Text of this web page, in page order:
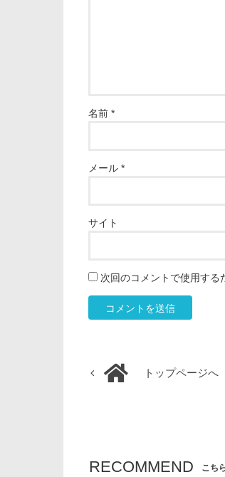
名前 *
メール *
サイト
次回のコメントで使用する
トップページへ
RECOMMEND こち